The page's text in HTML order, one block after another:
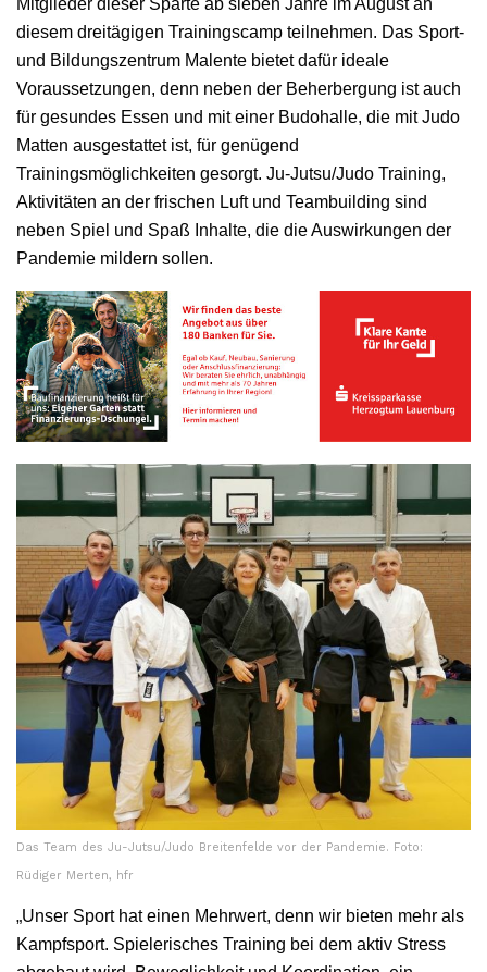
diesem dreitägigen Trainingscamp teilnehmen. Das Sport-
und Bildungszentrum Malente bietet dafür ideale
Voraussetzungen, denn neben der Beherbergung ist auch
für gesundes Essen und mit einer Budohalle, die mit Judo
Matten ausgestattet ist, für genügend
Trainingsmöglichkeiten gesorgt. Ju-Jutsu/Judo Training,
Aktivitäten an der frischen Luft und Teambuilding sind
neben Spiel und Spaß Inhalte, die die Auswirkungen der
Pandemie mildern sollen.
Das Team des Ju-Jutsu/Judo Breitenfelde vor der Pandemie. Foto:
Rüdiger Merten, hfr
„Unser Sport hat einen Mehrwert, denn wir bieten mehr als
Kampfsport. Spielerisches Training bei dem aktiv Stress